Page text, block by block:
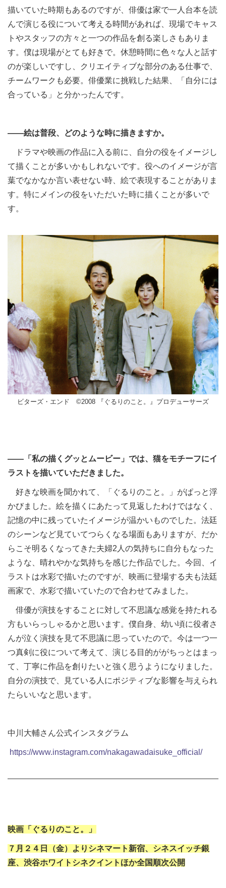
描いていた時期もあるのですが、俳優は家で一人台本を読
んで演じる役について考える時間があれば、現場でキャス
トやスタッフの方々と一つの作品を創る楽しさもありま
す。僕は現場がとても好きで。休憩時間に色々な人と話す
のが楽しいですし、クリエイティブな部分のある仕事で、
チームワークも必要。俳優業に挑戦した結果、「自分には
合っている」と分かったんです。
――絵は普段、どのような時に描きますか。
ドラマや映画の作品に入る前に、自分の役をイメージし
て描くことが多いかもしれないです。役へのイメージが言
葉でなかなか言い表せない時、絵で表現することがありま
す。特にメインの役をいただいた時に描くことが多いで
す。
ビターズ・エンド ©2008 『ぐるりのこと。』プロデューサーズ
――「私の描くグッとムービー」では、猫をモチーフにイ
ラストを描いていただきました。
好きな映画を聞かれて、「ぐるりのこと。」がぱっと浮
かびました。絵を描くにあたって見返したわけではなく、
記憶の中に残っていたイメージが温かいものでした。法廷
のシーンなど見ていてつらくなる場面もありますが、だか
らこそ明るくなってきた夫婦2人の気持ちに自分もなった
ような、晴れやかな気持ちを感じた作品でした。今回、イ
ラストは水彩で描いたのですが、映画に登場する夫も法廷
画家で、水彩で描いていたので合わせてみました。
俳優が演技をすることに対して不思議な感覚を持たれる
方もいらっしゃるかと思います。僕自身、幼い頃に役者さ
んが泣く演技を見て不思議に思っていたので。今は一つ一
つ真剣に役について考えて、演じる目的ががちっとはまっ
て、丁寧に作品を創りたいと強く思うようになりました。
自分の演技で、見ている人にポジティブな影響を与えられ
たらいいなと思います。
中川大輔さん公式インスタグラム
https://www.instagram.com/nakagawadaisuke_official/
映画「ぐるりのこと。」
７月２４日（金）よりシネマート新宿、シネスイッチ銀
座、渋谷ホワイトシネクイントほか全国順次公開